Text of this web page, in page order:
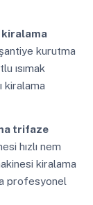
kiralama
kurutma
ısımak
kiralama
trifaze
hızlı nem
kiralama
profesyonel